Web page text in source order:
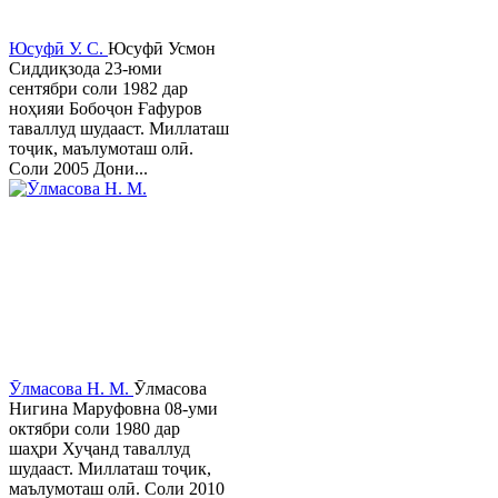
Юсуфӣ У. C. Юсуфӣ Усмон
Сиддиқзода 23-юми
сентябри соли 1982 дар
ноҳияи Бобоҷон Ғафуров
таваллуд шудааст. Миллаташ
тоҷик, маълумоташ олӣ.
Соли 2005 Дони...
Ӯлмасова Н. М. Ӯлмасова
Нигина Маруфовна 08-уми
октябри соли 1980 дар
шаҳри Хуҷанд таваллуд
шудааст. Миллаташ тоҷик,
маълумоташ олӣ. Соли 2010